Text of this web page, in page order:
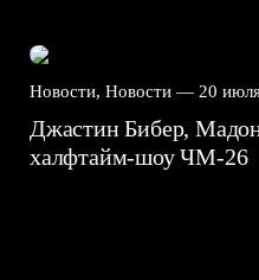
Новости, Новости — 20
Джастин Бибер,
халфтайм-шоу ЧМ-26